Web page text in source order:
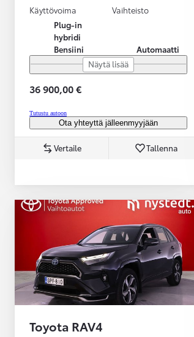
tai kuukausierä
Yaris Cross
Tulossa pian
Käyttövoima
Plug-in
hybridi
Bensiini
Vaihteisto
Automaatti
Näytä lisää
36 900,00 €
Tutustu autoon
Ota yhteyttä jälleenmyyjään
Vertaile Tallenna
Toyota RAV4